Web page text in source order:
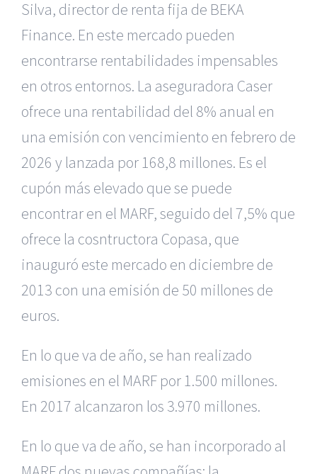
Silva, director de renta fija de BEKA
Finance. En este mercado pueden
encontrarse rentabilidades impensables
en otros entornos. La aseguradora Caser
ofrece una rentabilidad del 8% anual en
una emisión con vencimiento en febrero de
2026 y lanzada por 168,8 millones. Es el
cupón más elevado que se puede
encontrar en el MARF, seguido del 7,5% que
ofrece la cosntructora Copasa, que
inauguró este mercado en diciembre de
2013 con una emisión de 50 millones de
euros.
En lo que va de año, se han realizado
emisiones en el MARF por 1.500 millones.
En 2017 alcanzaron los 3.970 millones.
En lo que va de año, se han incorporado al